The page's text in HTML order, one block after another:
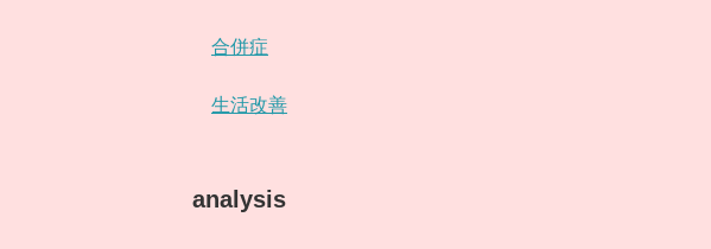
合併症
生活改善
analysis